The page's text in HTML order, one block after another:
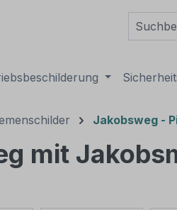
Jakobsweg -
mit